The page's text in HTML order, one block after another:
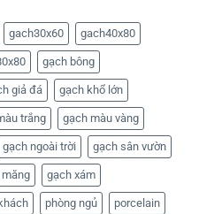
gach30x60 gach40x80
gạch bông
giả đá gạch khổ lớn
trắng gạch màu vàng
gạch ngoài trời gạch sân vườn
gạch xám
phòng ngủ porcelain